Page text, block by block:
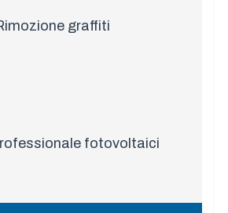
graffiti
fotovoltaici